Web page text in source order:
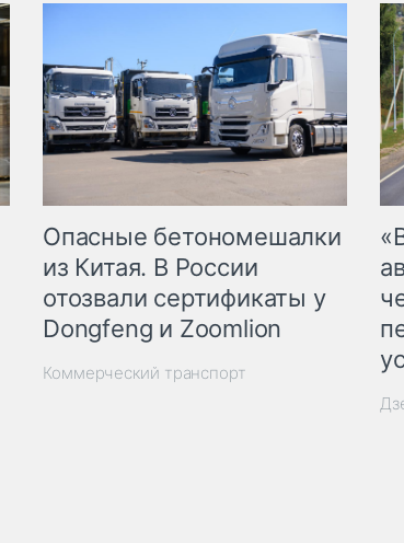
Опасные бетономешалки
из Китая. В России
отозвали сертификаты у
Dongfeng и Zoomlion
Коммерческий транспорт